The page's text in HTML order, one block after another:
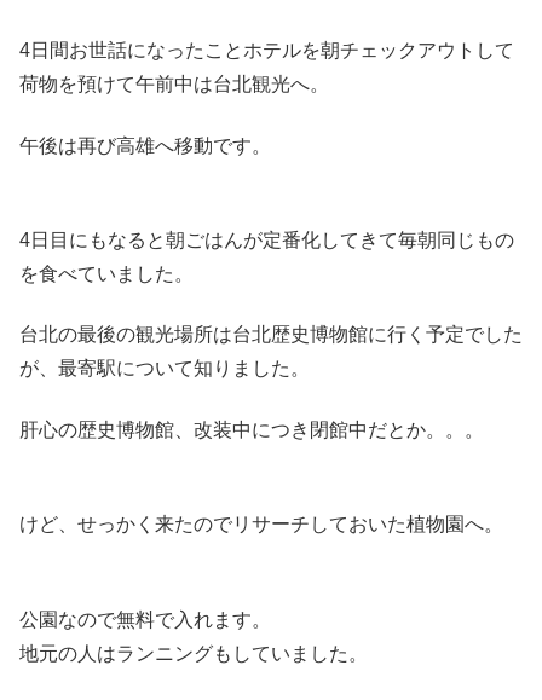
4日間お世話になったことホテルを朝チェックアウトして
荷物を預けて午前中は台北観光へ。
午後は再び高雄へ移動です。
4日目にもなると朝ごはんが定番化してきて毎朝同じもの
を食べていました。
台北の最後の観光場所は台北歴史博物館に行く予定でした
が、最寄駅について知りました。
肝心の歴史博物館、改装中につき閉館中だとか。。。
けど、せっかく来たのでリサーチしておいた植物園へ。
公園なので無料で入れます。
地元の人はランニングもしていました。